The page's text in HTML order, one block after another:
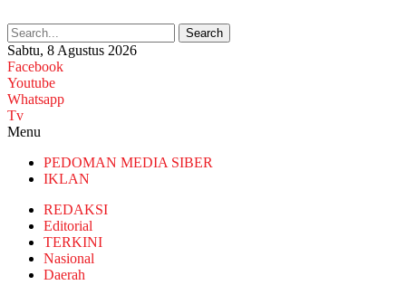
Search
Sabtu, 8 Agustus 2026
Facebook
Youtube
Whatsapp
Tv
Menu
PEDOMAN MEDIA SIBER
IKLAN
REDAKSI
Editorial
TERKINI
Nasional
Daerah